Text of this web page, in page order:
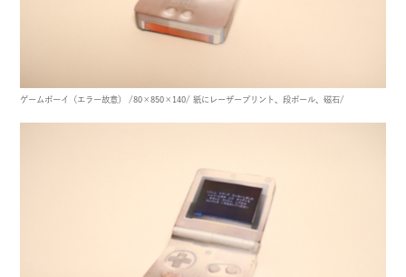
ゲームボーイ（エラー故意） /80×850×140/紙にレーザープリント、段ボール、磁石/